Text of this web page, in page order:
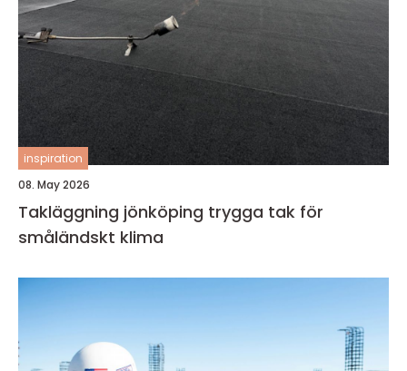
inspiration
08. May 2026
Takläggning jönköping trygga tak för
småländskt klima